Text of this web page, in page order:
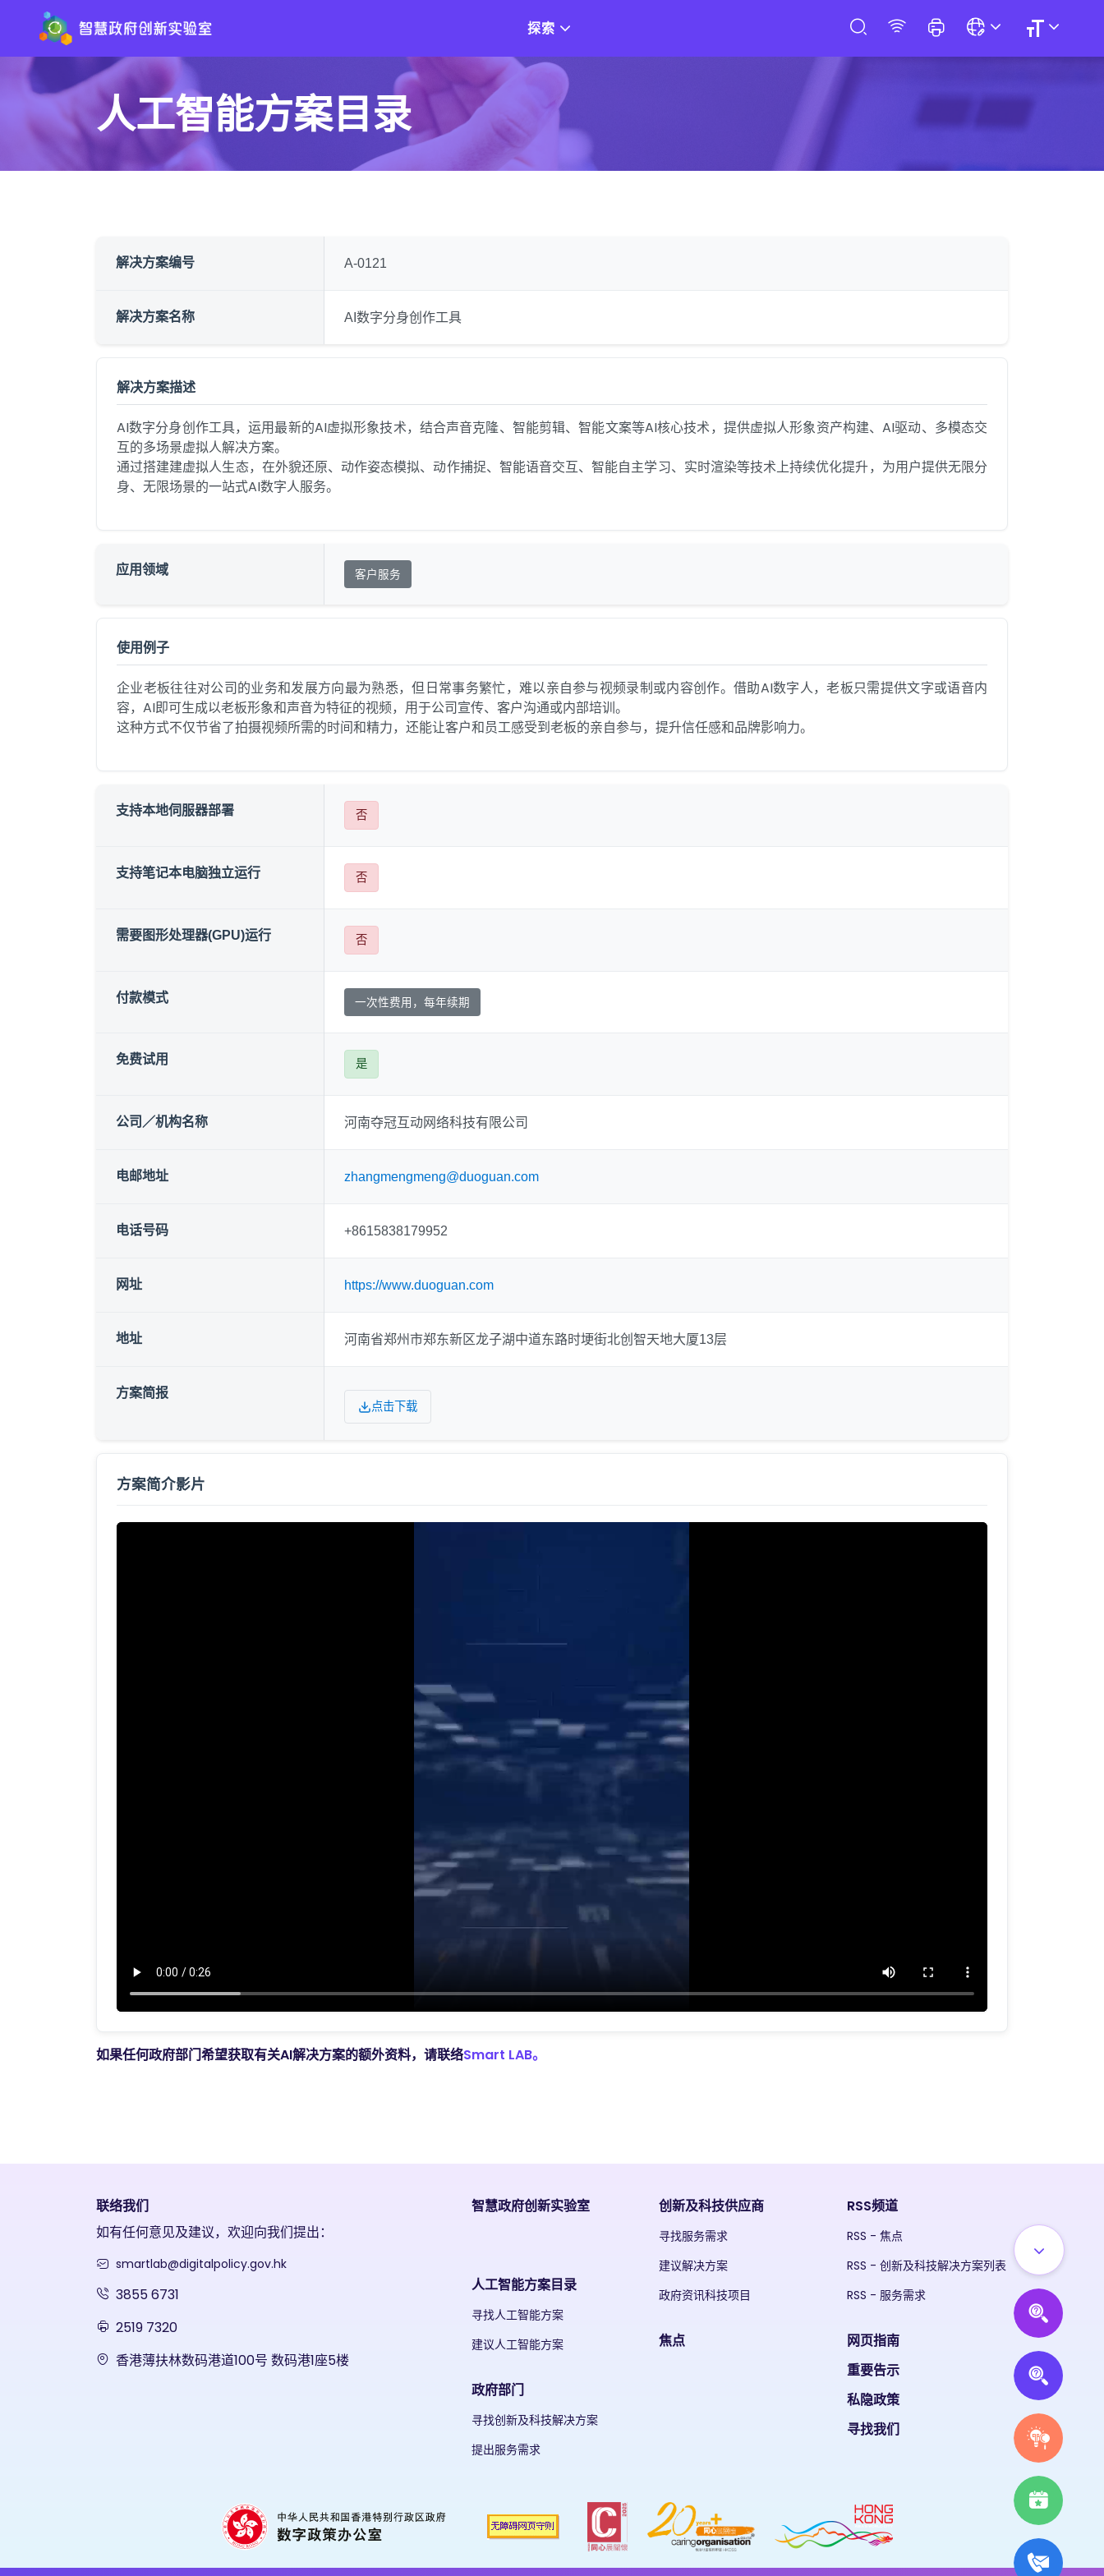
探索
人工智能方案目录
解决方案编号 A-0121
解决方案名称 AI数字分身创作工具
解决方案描述
AI数字分身创作工具，运用最新的AI虚拟形象技术，结合声音克隆、智能剪辑、智能文案等AI核心技术，提供虚拟人形象资产构建、AI驱动、多模态交
互的多场景虚拟人解决方案。
通过搭建建虚拟人生态，在外貌还原、动作姿态模拟、动作捕捉、智能语音交互、智能自主学习、实时渲染等技术上持续优化提升，为用户提供无限分
身、无限场景的一站式AI数字人服务。
应用领域 客户服务
使用例子
企业老板往往对公司的业务和发展方向最为熟悉，但日常事务繁忙，难以亲自参与视频录制或内容创作。借助AI数字人，老板只需提供文字或语音内
容，AI即可生成以老板形象和声音为特征的视频，用于公司宣传、客户沟通或内部培训。
这种方式不仅节省了拍摄视频所需的时间和精力，还能让客户和员工感受到老板的亲自参与，提升信任感和品牌影响力。
支持本地伺服器部署 否
支持笔记本电脑独立运行 否
需要图形处理器(GPU)运行 否
付款模式 一次性费用，每年续期
免费试用 是
公司／机构名称 河南夺冠互动网络科技有限公司
电邮地址 zhangmengmeng@duoguan.com
电话号码 +8615838179952
网址 https://www.duoguan.com
地址 河南省郑州市郑东新区龙子湖中道东路时埂街北创智天地大厦13层
方案简报
点击下载
方案简介影片
如果任何政府部门希望获取有关AI解决方案的额外资料，请联络Smart LAB。
联络我们
如有任何意见及建议，欢迎向我们提出：
smartlab@digitalpolicy.gov.hk
3855 6731
2519 7320
香港薄扶林数码港道100号 数码港1座5楼
智慧政府创新实验室
人工智能方案目录
寻找人工智能方案
建议人工智能方案
政府部门
寻找创新及科技解决方案
提出服务需求
创新及科技供应商
寻找服务需求
建议解决方案
政府资讯科技项目
焦点
RSS频道
RSS - 焦点
RSS - 创新及科技解决方案列表
RSS - 服务需求
网页指南
重要告示
私隐政策
寻找我们